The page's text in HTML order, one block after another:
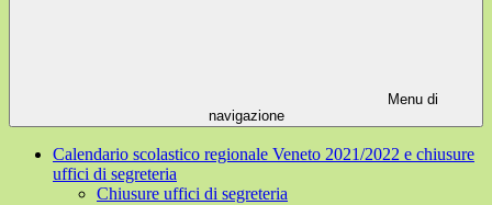
Menu di
navigazione
Calendario scolastico regionale Veneto 2021/2022 e chiusure
uffici di segreteria
Chiusure uffici di segreteria